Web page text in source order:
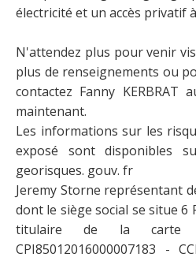
électricité et un accès privatif
N'attendez plus pour venir
plus de renseignements ou
contactez Fanny
maintenant.
Les informations sur les
exposé sont disponibles
georisques. gouv. fr
Jeremy Storne représentant
dont le siège social se situe 6
titulaire de la carte
CPI85012016000007183 -